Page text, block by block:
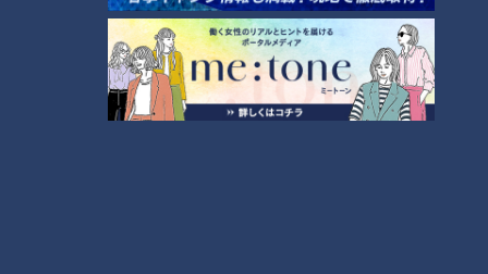
番組紹介
キユーピー３分クッキング